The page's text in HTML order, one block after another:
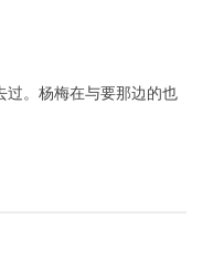
过。杨梅在与要那边的也